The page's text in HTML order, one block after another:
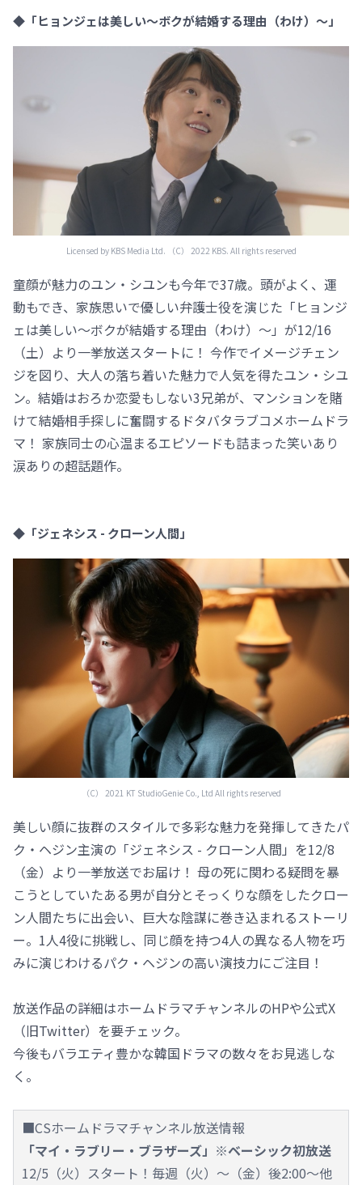
◆「ヒョンジェは美しい～ボクが結婚する理由（わけ）～」
Licensed by KBS Media Ltd. （C） 2022 KBS. All rights reserved
童顔が魅力のユン・シユンも今年で37歳。頭がよく、運
動もでき、家族思いで優しい弁護士役を演じた「ヒョンジ
ェは美しい～ボクが結婚する理由（わけ）～」が12/16
（土）より一挙放送スタートに！ 今作でイメージチェン
ジを図り、大人の落ち着いた魅力で人気を得たユン・シユ
ン。結婚はおろか恋愛もしない3兄弟が、マンションを賭
けて結婚相手探しに奮闘するドタバタラブコメホームドラ
マ！ 家族同士の心温まるエピソードも詰まった笑いあり
涙ありの超話題作。
◆「ジェネシス - クローン人間」
（C） 2021 KT StudioGenie Co., Ltd All rights reserved
美しい顔に抜群のスタイルで多彩な魅力を発揮してきたパ
ク・ヘジン主演の「ジェネシス - クローン人間」を12/8
（金）より一挙放送でお届け！ 母の死に関わる疑問を暴
こうとしていたある男が自分とそっくりな顔をしたクロー
ン人間たちに出会い、巨大な陰謀に巻き込まれるストーリ
ー。1人4役に挑戦し、同じ顔を持つ4人の異なる人物を巧
みに演じわけるパク・ヘジンの高い演技力にご注目！
放送作品の詳細はホームドラマチャンネルのHPや公式X
（旧Twitter）を要チェック。
今後もバラエティ豊かな韓国ドラマの数々をお見逃しな
く。
■CSホームドラマチャンネル放送情報
「マイ・ラブリー・ブラザーズ」※ベーシック初放送
12/5（火）スタート！毎週（火）～（金）後2:00～他